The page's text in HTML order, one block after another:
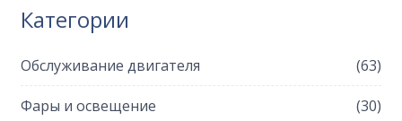
Категории
Обслуживание двигателя (63)
Фары и освещение (30)